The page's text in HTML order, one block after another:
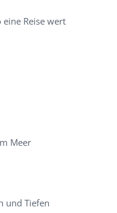
Reise wert
Meer
und Tiefen